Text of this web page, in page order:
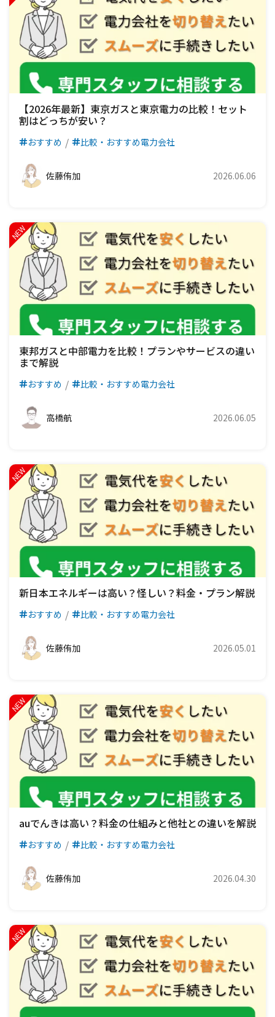
【2026年最新】東京ガスと東京電力の比較！セット
割はどっちが安い？
おすすめ 比較・おすすめ電力会社
佐藤侑加 2026.06.06
東邦ガスと中部電力を比較！プランやサービスの違い
まで解説
おすすめ 比較・おすすめ電力会社
高橋航 2026.06.05
新日本エネルギーは高い？怪しい？料金・プラン解説
おすすめ 比較・おすすめ電力会社
佐藤侑加 2026.05.01
auでんきは高い？料金の仕組みと他社との違いを解説
おすすめ 比較・おすすめ電力会社
佐藤侑加 2026.04.30